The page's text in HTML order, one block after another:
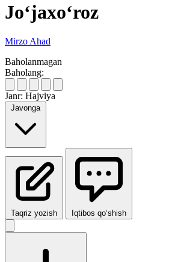
Jo‘jaxo‘roz
Mirzo Ahad
Baholanmagan
Baholang:
Janr: Hajviya
Javonga
Taqriz yozish Iqtibos qo‘shish